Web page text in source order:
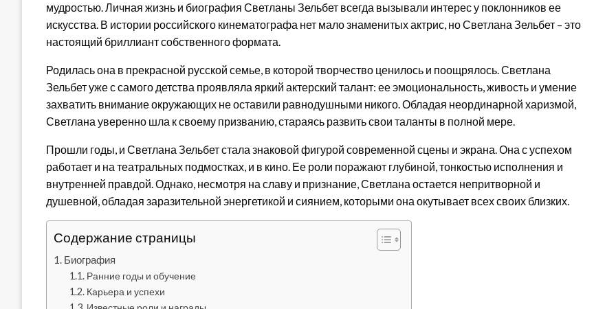
мудростью. Личная жизнь и биография Светланы Зельбет всегда вызывали интерес у поклонников ее
искусства. В истории российского кинематографа нет мало знаменитых актрис, но Светлана Зельбет – это
настоящий бриллиант собственного формата.
Родилась она в прекрасной русской семье, в которой творчество ценилось и поощрялось. Светлана
Зельбет уже с самого детства проявляла яркий актерский талант: ее эмоциональность, живость и умение
захватить внимание окружающих не оставили равнодушными никого. Обладая неординарной харизмой,
Светлана уверенно шла к своему призванию, стараясь развить свои таланты в полной мере.
Прошли годы, и Светлана Зельбет стала знаковой фигурой современной сцены и экрана. Она с успехом
работает и на театральных подмостках, и в кино. Ее роли поражают глубиной, тонкостью исполнения и
внутренней правдой. Однако, несмотря на славу и признание, Светлана остается непритворной и
душевной, обладая заразительной энергетикой и сиянием, которыми она окутывает всех своих близких.
Содержание страницы
Биография
Ранние годы и обучение
Карьера и успехи